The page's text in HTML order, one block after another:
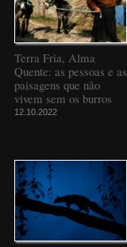
Terra Fria, Alma
Quente: as pessoas e as
paisagens que não
vivem sem os burros
12.10.2022